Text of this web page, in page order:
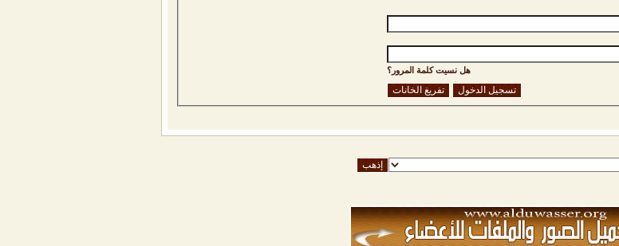
هل نسيت كلمة المرور؟